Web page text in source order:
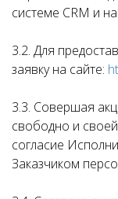
системе CRM и
3.2. Для
заявку на сайте:
3.3. Совершая
свободно и
согласие
Заказчиком